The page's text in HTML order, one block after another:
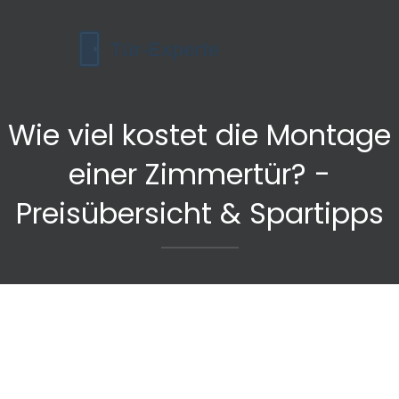
Wie viel kostet die Montage
einer Zimmertür? -
Preisübersicht & Spartipps